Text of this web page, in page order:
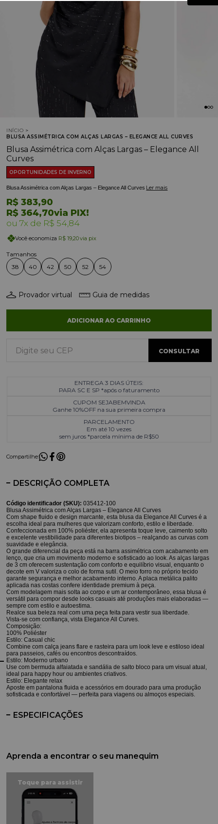
INÍCIO
BLUSA ASSIMÉTRICA COM ALÇAS LARGAS – ELEGANCE ALL CURVES
Blusa Assimétrica com Alças Largas – Elegance All
Curves
OPORTUNIDADES DE INVERNO
Blusa Assimétrica com Alças Largas – Elegance All Curves Ler mais
R$ 364,70via PIX!
R$ 383,90
7x R$ 54,84
Você economiza R$ 19,20via pix
38 40 42 50 52 54
Provador virtual Guia de medidas
ADICIONAR AO CARRINHO
ENTREGA 3 DIAS ÚTEIS:
PARA SC E SP *após o faturamento
CUPOM SEJABEMVINDA
Ganhe 10%OFF na sua primeira compra
PARCELAMENTO
Em até 10 vezes
sem juros *parcela mínima de R$50
Compartilhe:
DESCRIÇÃO COMPLETA
Código identificador (SKU): 035412-100
Blusa Assimétrica com Alças Largas – Elegance All Curves
Com shape fluido e design marcante, esta blusa da Elegance All Curves é a
escolha ideal para mulheres que valorizam conforto, estilo e liberdade.
Confeccionada em 100% poliéster, ela apresenta toque leve, caimento solto
e excelente vestibilidade para diferentes biotipos – realçando as curvas com
suavidade e elegância.
O grande diferencial da peça está na barra assimétrica com acabamento em
lenço, que cria um movimento moderno e sofisticado ao look. As alças largas
de 3 cm oferecem sustentação com conforto e equilíbrio visual, enquanto o
decote em V valoriza o colo de forma sutil. O meio forro no próprio tecido
garante segurança e melhor acabamento interno. A placa metálica palito
aplicada nas costas confere identidade premium à peça.
Com modelagem mais solta ao corpo e um ar contemporâneo, essa blusa é
versátil para compor desde looks casuais até produções mais elaboradas —
sempre com estilo e autoestima.
Realce sua beleza real com uma peça feita para vestir sua liberdade.
Vista-se com confiança, vista Elegance All Curves.
Composição:
100% Poliéster
Estilo: Casual chic
Combine com calça jeans flare e rasteira para um look leve e estiloso ideal
para passeios, cafés ou encontros descontraídos.
Estilo: Moderno urbano
Use com bermuda alfaiatada e sandália de salto bloco para um visual atual,
ideal para happy hour ou ambientes criativos.
Estilo: Elegante relax
Aposte em pantalona fluida e acessórios em dourado para uma produção
sofisticada e confortável — perfeita para viagens ou almoços especiais.
ESPECIFICAÇÕES
Aprenda a encontrar o seu manequim